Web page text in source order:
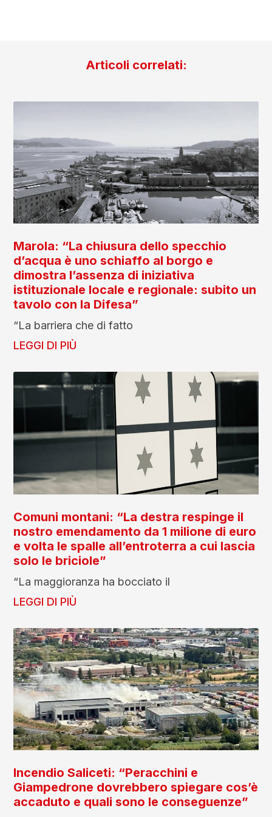
Articoli correlati:
Marola: “La chiusura dello specchio
d’acqua è uno schiaffo al borgo e
dimostra l’assenza di iniziativa
istituzionale locale e regionale: subito un
tavolo con la Difesa”
“La barriera che di fatto
LEGGI DI PIÙ
Comuni montani: “La destra respinge il
nostro emendamento da 1 milione di euro
e volta le spalle all’entroterra a cui lascia
solo le briciole”
“La maggioranza ha bocciato il
LEGGI DI PIÙ
Incendio Saliceti: “Peracchini e
Giampedrone dovrebbero spiegare cos’è
accaduto e quali sono le conseguenze”